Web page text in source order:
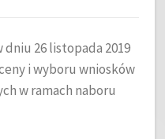
26 listopada 2019
i wyboru wniosków
w ramach naboru